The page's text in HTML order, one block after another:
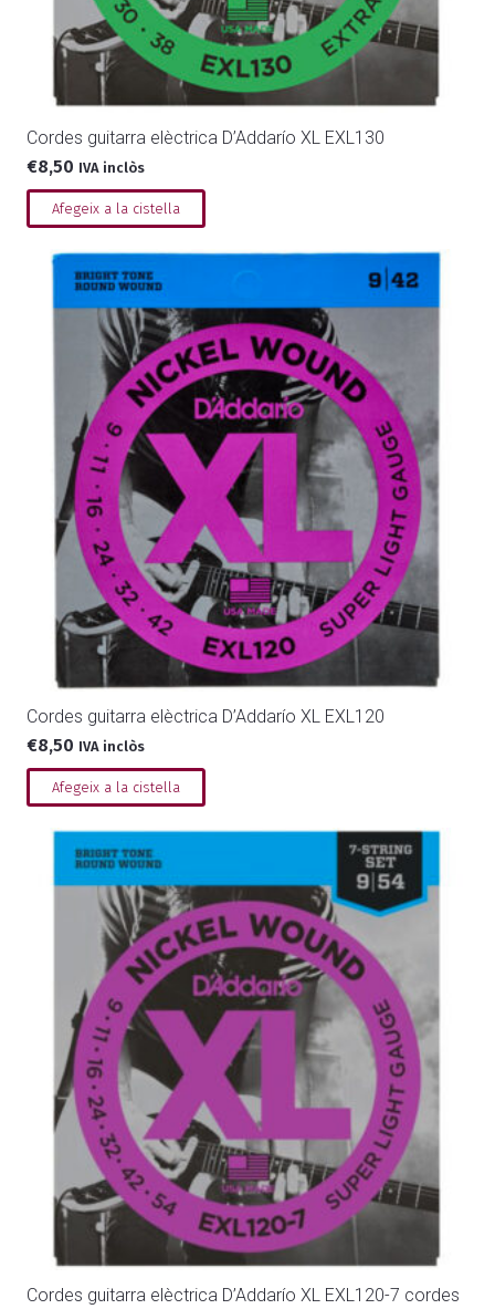
Cordes guitarra elèctrica D’Addarío XL EXL130
€8,50 IVA inclòs
Afegeix a la cistella
Cordes guitarra elèctrica D’Addarío XL EXL120
€8,50 IVA inclòs
Afegeix a la cistella
Cordes guitarra elèctrica D’Addarío XL EXL120-7 cordes